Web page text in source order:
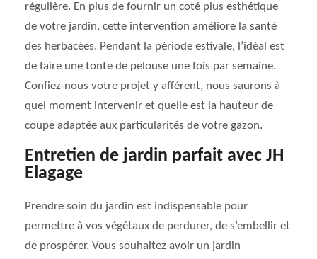
régulière. En plus de fournir un coté plus esthétique
de votre jardin, cette intervention améliore la santé
des herbacées. Pendant la période estivale, l’idéal est
de faire une tonte de pelouse une fois par semaine.
Confiez-nous votre projet y afférent, nous saurons à
quel moment intervenir et quelle est la hauteur de
coupe adaptée aux particularités de votre gazon.
Entretien de jardin parfait avec JH
Elagage
Prendre soin du jardin est indispensable pour
permettre à vos végétaux de perdurer, de s’embellir et
de prospérer. Vous souhaitez avoir un jardin